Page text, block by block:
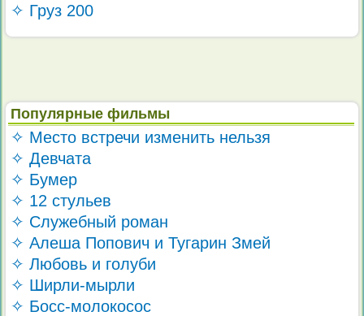
✧ Груз 200
Популярные фильмы
✧ Место встречи изменить нельзя
✧ Девчата
✧ Бумер
✧ 12 стульев
✧ Служебный роман
✧ Алеша Попович и Тугарин Змей
✧ Любовь и голуби
✧ Ширли-мырли
✧ Босс-молокосос